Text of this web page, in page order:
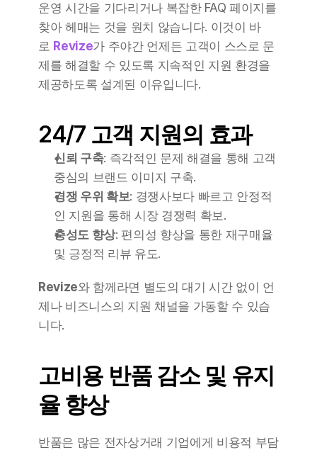
운영 시간을 기다리거나 복잡한 FAQ 페이지를
찾아 헤매는 것을 원치 않습니다. 이것이 바
로 Revize가 주야간 언제든 고객이 스스로 문
제를 해결할 수 있도록 지속적인 지원 환경을
제공하도록 설계된 이유입니다.
24/7 고객 지원의 효과
신뢰 구축: 즉각적인 문제 해결을 통해 고객
중심의 브랜드 이미지 구축.
경쟁 우위 확보: 경쟁사보다 빠르고 안정적
인 지원을 통해 시장 경쟁력 확보.
충성도 향상: 편의성 향상을 통한 재구매율
및 긍정적 리뷰 유도.
Revize와 함께라면 별도의 대기 시간 없이 언
제나 비즈니스의 지원 채널을 가동할 수 있습
니다.
고비용 반품 감소 및 유지
율 향상
반품은 많은 전자상거래 기업에게 비용적 부담